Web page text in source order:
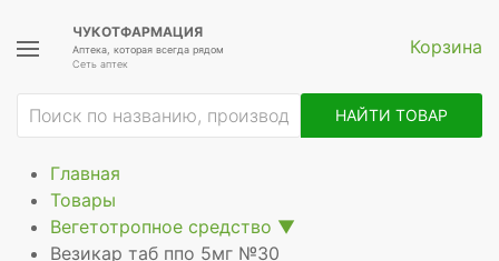
ЧУКОТФАРМАЦИЯ
Аптека, которая всегда рядом
Сеть аптек
Корзина
НАЙТИ ТОВАР
Главная
Товары
Вегетотропное средство ▼
Везикар таб ппо 5мг №30